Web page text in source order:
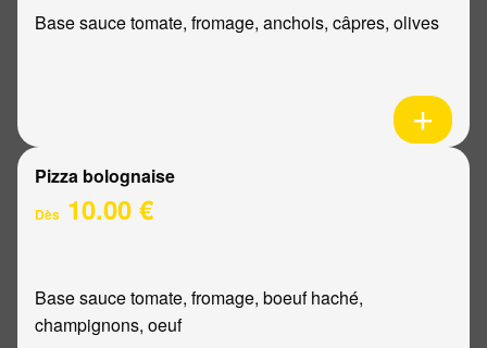
Base sauce tomate, fromage, anchois, câpres, olives
Pizza bolognaise
Dès 10.00 €
Base sauce tomate, fromage, boeuf haché,
champignons, oeuf